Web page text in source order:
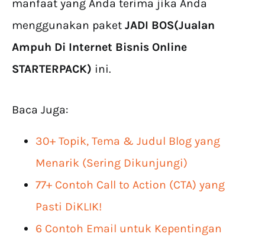
manfaat yang Anda terima jika Anda
menggunakan paket JADI BOS(Jualan
Ampuh Di Internet Bisnis Online
STARTERPACK) ini.
Baca Juga:
30+ Topik, Tema & Judul Blog yang
Menarik (Sering Dikunjungi)
77+ Contoh Call to Action (CTA) yang
Pasti DiKLIK!
6 Contoh Email untuk Kepentingan